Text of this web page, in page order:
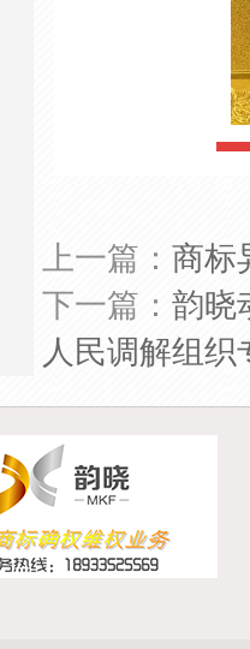
上一篇： 商标
下一篇： 韵晓
人民调解组